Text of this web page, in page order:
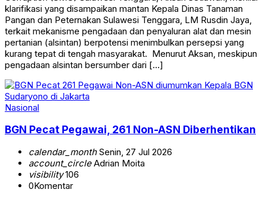
klarifikasi yang disampaikan mantan Kepala Dinas Tanaman
Pangan dan Peternakan Sulawesi Tenggara, LM Rusdin Jaya,
terkait mekanisme pengadaan dan penyaluran alat dan mesin
pertanian (alsintan) berpotensi menimbulkan persepsi yang
kurang tepat di tengah masyarakat. ‎ ‎Menurut Aksan, meskipun
pengadaan alsintan bersumber dari […]
Nasional
BGN Pecat Pegawai, 261 Non-ASN Diberhentikan
calendar_monthSenin, 27 Jul 2026
account_circleAdrian Moita
visibility106
0Komentar